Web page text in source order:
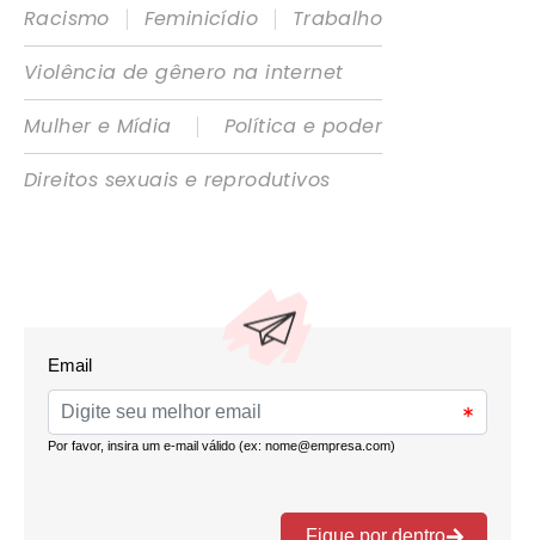
Racismo
| Feminicídio |
Trabalho
Violência de gênero na internet
Mulher e Mídia
|
Política e poder
Direitos sexuais e reprodutivos